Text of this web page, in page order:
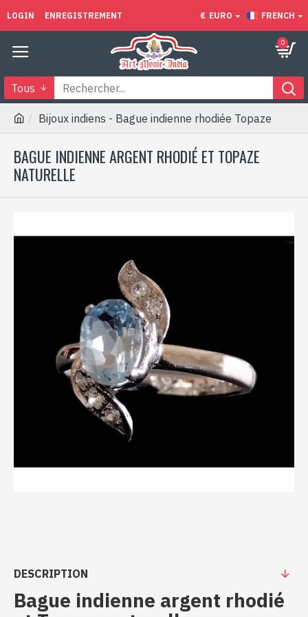
LOGIN ENREGISTREMENT € EURO FRENCH
0
Tous
Bijoux indiens - Bague indienne rhodiée Topaze
BAGUE INDIENNE ARGENT RHODIÉ ET TOPAZE
NATURELLE
DESCRIPTION
Bague indienne argent rhodié